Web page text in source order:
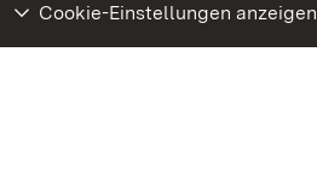
Cookie-Einstellungen anzeigen
Weiteres